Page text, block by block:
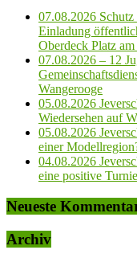
07.08.2026
Einladung
Oberdeck Platz
07.08.2026 – 12
Wangerooge
05.08.2026
Wiedersehen auf
05.08.2026
einer
04.08.2026
eine positive
Neueste
Archiv